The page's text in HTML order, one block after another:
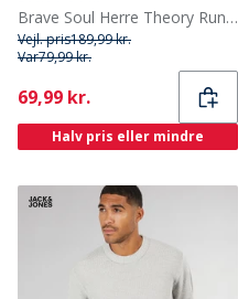
Brave Soul Herre Theory Rundhals Trøje Blodrød
Vejl. pris189,99 kr.
Var79,99 kr.
Current
69,99 kr.
Halv pris eller mindre